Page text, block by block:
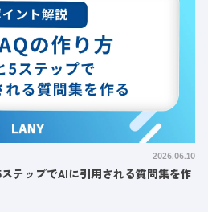
2026.06.10
テップでAIに引用される質問集を作